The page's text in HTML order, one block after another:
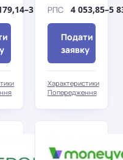
116,24%
РПС 4 053,85–5
Подати
заявку
Характеристики
Попередження
Гроші